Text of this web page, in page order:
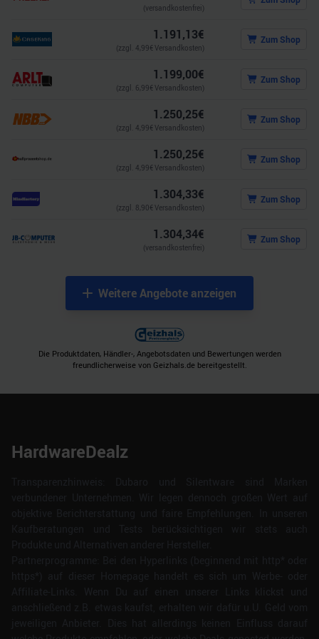
(versandkostenfrei)
1.191,13€
(zzgl. 4,99€ Versandkosten)
Zum Shop
1.199,00€
(zzgl. 6,99€ Versandkosten)
Zum Shop
1.250,25€
(zzgl. 4,99€ Versandkosten)
Zum Shop
1.250,25€
(zzgl. 4,99€ Versandkosten)
Zum Shop
1.304,33€
(zzgl. 8,90€ Versandkosten)
Zum Shop
1.304,34€
(versandkostenfrei)
Zum Shop
Weitere Angebote anzeigen
Die Produktdaten, Händler-, Angebotsdaten und Bewertungen werden
freundlicherweise von Geizhals.de bereitgestellt.
HardwareDealz